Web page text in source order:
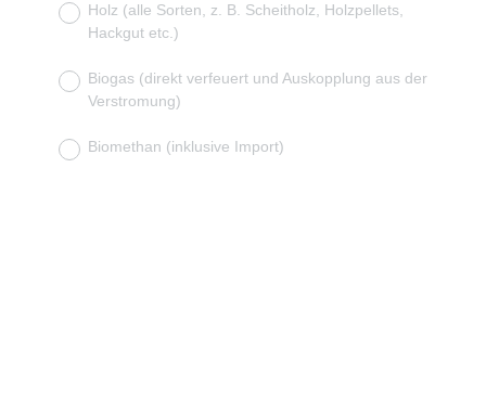
Holz (alle Sorten, z. B. Scheitholz, Holzpellets,
Hackgut etc.)
Biogas (direkt verfeuert und Auskopplung aus der
Verstromung)
Biomethan (inklusive Import)